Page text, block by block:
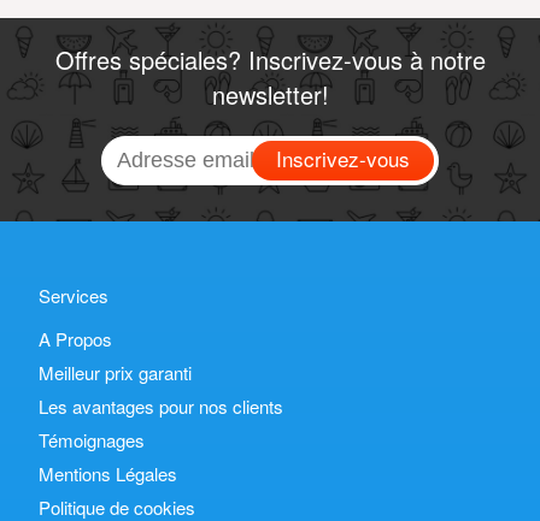
Offres spéciales? Inscrivez-vous à notre
newsletter!
Inscrivez-vous
Services
A Propos
Meilleur prix garanti
Les avantages pour nos clients
Témoignages
Mentions Légales
Politique de cookies